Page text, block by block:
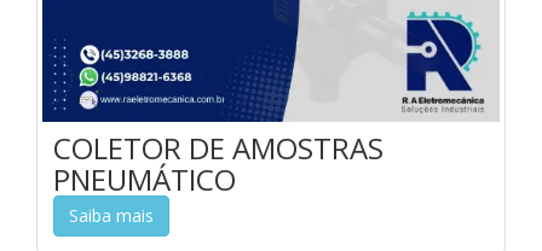
COLETOR DE AMOSTRAS
PNEUMÁTICO
Saiba mais